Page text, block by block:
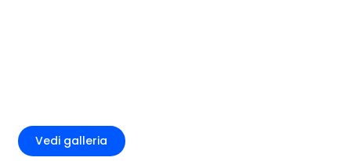
Vedi galleria